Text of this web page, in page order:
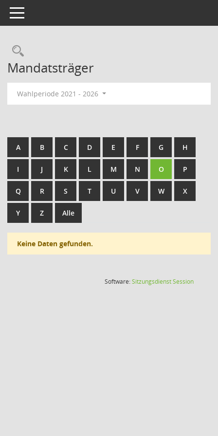
Toggle navigation
Rechercheauswahl
Mandatsträger
Wahlperiode 2021 - 2026
A B C D E F G H
I J K L M N O P
Q R S T U V W X
Y Z Alle
Keine Daten gefunden.
Software:SitzungsdienstSession(Wird in